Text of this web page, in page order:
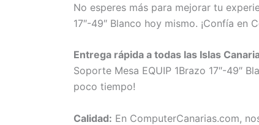
No esperes más para mejorar tu
17″-49″ Blanco hoy mismo. ¡Confía
Entrega rápida a todas las Islas
Soporte Mesa EQUIP 1Brazo 17″-49″
poco tiempo!
Calidad: En ComputerCanarias.com,